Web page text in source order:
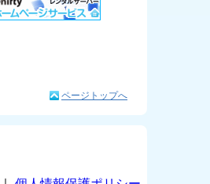
ページトップへ